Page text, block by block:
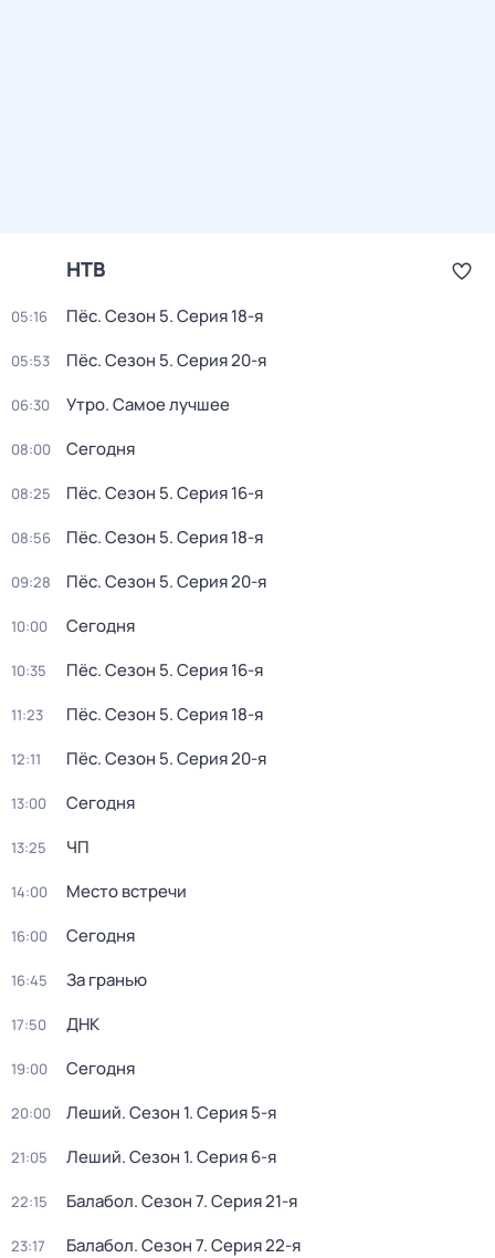
НТВ
05:16 Пёс. Сезон 5. Серия 18-я
05:53 Пёс. Сезон 5. Серия 20-я
06:30 Утро. Самое лучшее
08:00 Сегодня
08:25 Пёс. Сезон 5. Серия 16-я
08:56 Пёс. Сезон 5. Серия 18-я
09:28 Пёс. Сезон 5. Серия 20-я
10:00 Сегодня
10:35 Пёс. Сезон 5. Серия 16-я
11:23 Пёс. Сезон 5. Серия 18-я
12:11 Пёс. Сезон 5. Серия 20-я
13:00 Сегодня
13:25 ЧП
14:00 Место встречи
16:00 Сегодня
16:45 За гранью
17:50 ДНК
19:00 Сегодня
20:00 Леший. Сезон 1. Серия 5-я
21:05 Леший. Сезон 1. Серия 6-я
22:15 Балабол. Сезон 7. Серия 21-я
23:17 Балабол. Сезон 7. Серия 22-я